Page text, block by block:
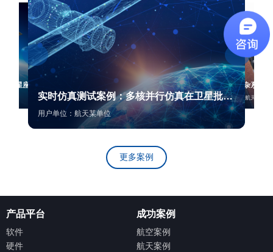
型星座时代
实时仿真测试案例：多核并行仿真在卫星批量测试中的应用示例
用户单位：航天某单位
用户：航天某单位
更多案例
产品平台
软件
硬件
成功案例
航空案例
航天案例